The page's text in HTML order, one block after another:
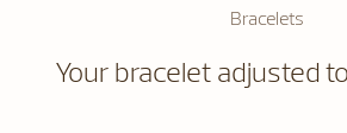
Bracelets
Your bracelet adjusted